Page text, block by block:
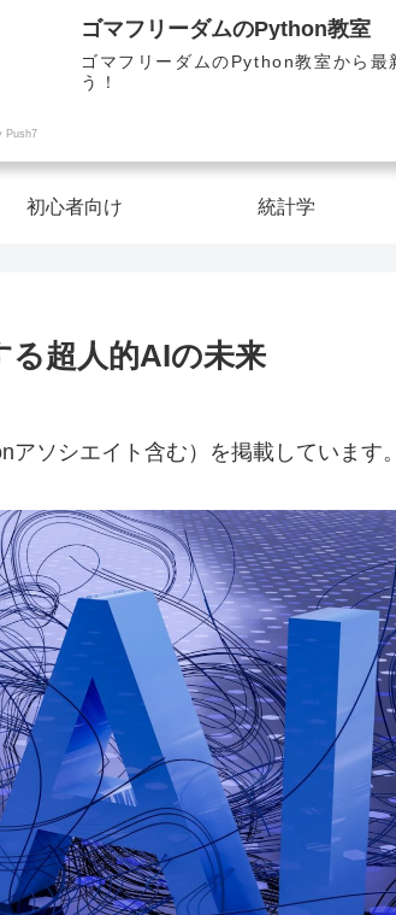
Pythonを楽しく学んで人生を切り開
ゴマフリーダムの
初心者向け 統計学
る超人的AIの未来
ソシエイト含む）を掲載しています。
ゴマフリーダムのPython教室
ゴマフリーダムのPython教室から最
う！
Push7